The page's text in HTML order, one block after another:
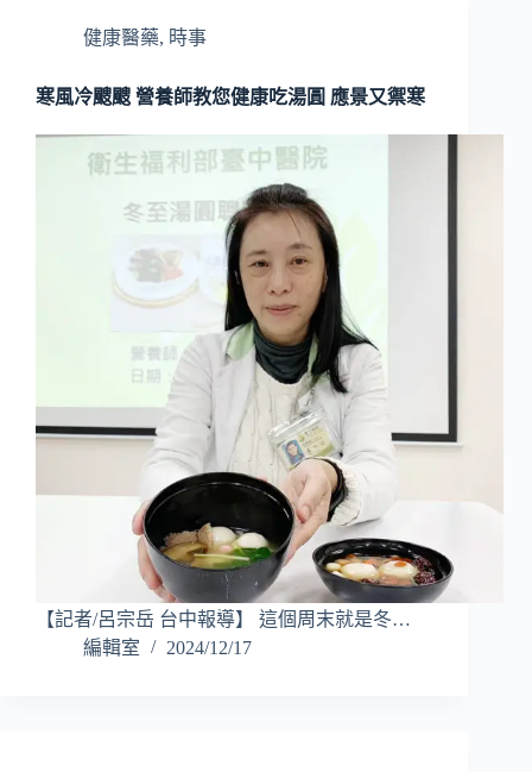
健康醫藥, 時事
寒風冷颼颼 營養師教您健康吃湯圓 應景又禦寒
【記者/呂宗岳 台中報導】 這個周末就是冬…
編輯室
2024/12/17